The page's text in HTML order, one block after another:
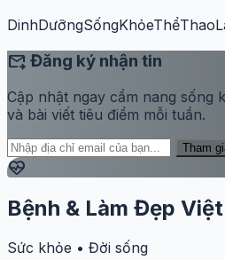
DinhDưỡngSốngKhỏeThểThao
forward_to_inbox Đăng ký nhận tin
Cập nhật ngay cẩm nang sống
và bài viết tiêu điểm mỗi tuần.
Tham
ecg_heart
Bệnh & Làm Đẹp Việt
Sức khỏe • Đời sống